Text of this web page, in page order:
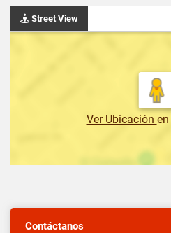
Street View
Ver Ubicación en
Contáctanos